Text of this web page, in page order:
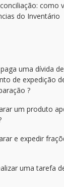
como
do Inventário
uma dívida de
de expedição
?
um produto
e expedir
uma tarefa